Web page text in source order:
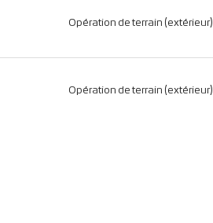
Opération de terrain (extérieur)
Opération de terrain (extérieur)